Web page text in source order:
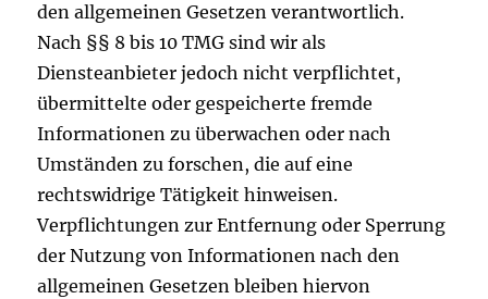
den allgemeinen Gesetzen verantwortlich.
Nach §§ 8 bis 10 TMG sind wir als
Diensteanbieter jedoch nicht verpflichtet,
übermittelte oder gespeicherte fremde
Informationen zu überwachen oder nach
Umständen zu forschen, die auf eine
rechtswidrige Tätigkeit hinweisen.
Verpflichtungen zur Entfernung oder Sperrung
der Nutzung von Informationen nach den
allgemeinen Gesetzen bleiben hiervon